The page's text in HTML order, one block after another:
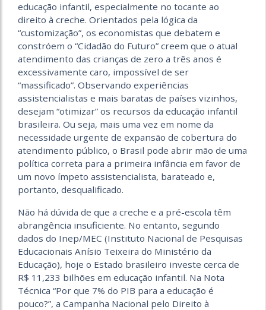
educação infantil, especialmente no tocante ao
direito à creche. Orientados pela lógica da
“customização”, os economistas que debatem e
constróem o “Cidadão do Futuro” creem que o atual
atendimento das crianças de zero a três anos é
excessivamente caro, impossível de ser
“massificado”. Observando experiências
assistencialistas e mais baratas de países vizinhos,
desejam “otimizar” os recursos da educação infantil
brasileira. Ou seja, mais uma vez em nome da
necessidade urgente de expansão de cobertura do
atendimento público, o Brasil pode abrir mão de uma
política correta para a primeira infância em favor de
um novo ímpeto assistencialista, barateado e,
portanto, desqualificado.
Não há dúvida de que a creche e a pré-escola têm
abrangência insuficiente. No entanto, segundo
dados do Inep/MEC (Instituto Nacional de Pesquisas
Educacionais Anísio Teixeira do Ministério da
Educação), hoje o Estado brasileiro investe cerca de
R$ 11,233 bilhões em educação infantil. Na Nota
Técnica “Por que 7% do PIB para a educação é
pouco?”, a Campanha Nacional pelo Direito à